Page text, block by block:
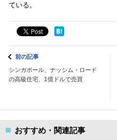
ている。
前の記事
シンガポール、ナッシム・ロード
の高級住宅、1億ドルで売買
おすすめ・関連記事